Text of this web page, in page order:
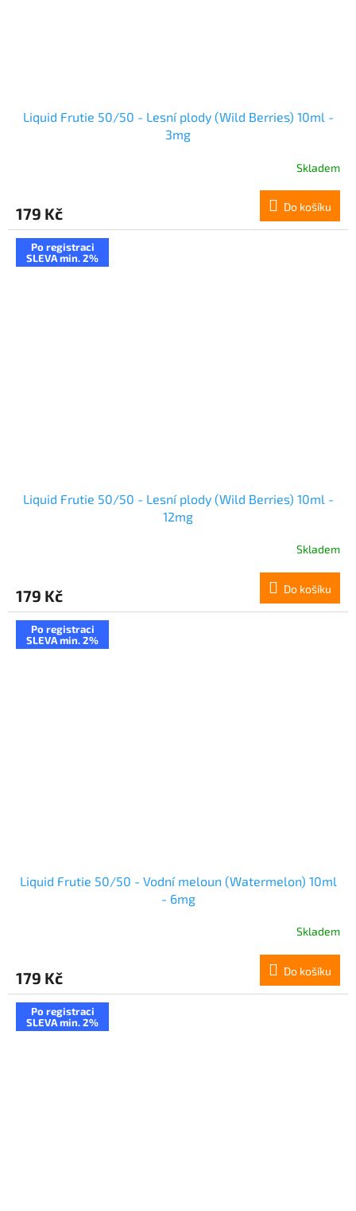
Liquid Frutie 50/50 - Lesní plody (Wild Berries) 10ml -
3mg
Skladem
179 Kč Do košíku
Po registraci
SLEVA min. 2%
Liquid Frutie 50/50 - Lesní plody (Wild Berries) 10ml -
12mg
Skladem
179 Kč Do košíku
Po registraci
SLEVA min. 2%
Liquid Frutie 50/50 - Vodní meloun (Watermelon) 10ml
- 6mg
Skladem
179 Kč Do košíku
Po registraci
SLEVA min. 2%